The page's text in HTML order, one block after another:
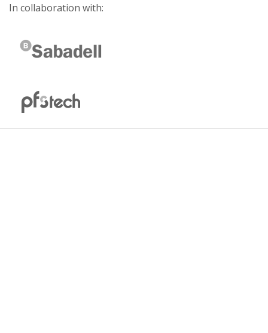
In collaboration with: